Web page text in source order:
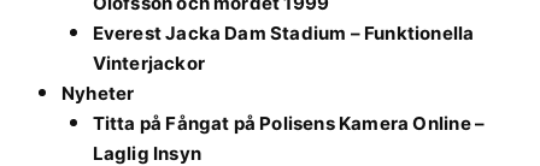
Everest Jacka Dam Stadium – Funktionella
Vinterjackor
Nyheter
Titta på Fångat på Polisens Kamera Online –
Laglig Insyn